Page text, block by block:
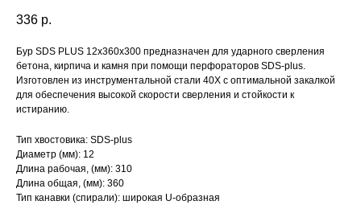
336 р.
Бур SDS PLUS 12х360х300 предназначен для ударного сверления
бетона, кирпича и камня при помощи перфораторов SDS-plus.
Изготовлен из инструментальной стали 40Х с оптимальной закалкой
для обеспечения высокой скорости сверления и стойкости к
истиранию.
Тип хвостовика: SDS-plus
Диаметр (мм): 12
Длина рабочая, (мм): 310
Длина общая, (мм): 360
Тип канавки (спирали): широкая U-образная
Архангельск, Урицкого 50 к.1
Северодвинск, Ломоносова 85к2
Северодвинск, Никольская 7 к.1
Ежедневно с 09:00
Пн - Пт до 19:00
Сб до 17:00
Пн - Пт 09:00 - 19:00
Сб - Вс 10:00 - 18:00
+ 7 (8184) 50-11-21
+ 7 (911) 562-83-03